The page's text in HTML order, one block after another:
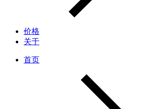
价格
关于
首页